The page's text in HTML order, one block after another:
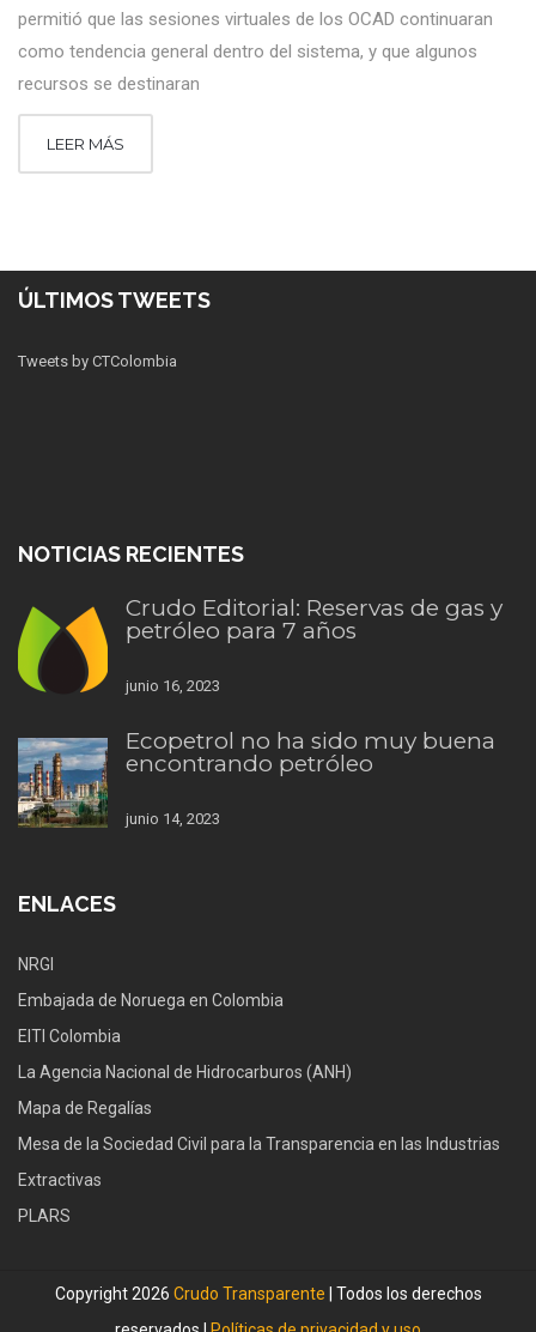
permitió que las sesiones virtuales de los OCAD continuaran
como tendencia general dentro del sistema, y que algunos
recursos se destinaran
LEER MÁS
ÚLTIMOS TWEETS
Tweets by CTColombia
NOTICIAS RECIENTES
Crudo Editorial: Reservas de gas y
petróleo para 7 años
junio 16, 2023
Ecopetrol no ha sido muy buena
encontrando petróleo
junio 14, 2023
ENLACES
NRGI
Embajada de Noruega en Colombia
EITI Colombia
La Agencia Nacional de Hidrocarburos (ANH)
Mapa de Regalías
Mesa de la Sociedad Civil para la Transparencia en las Industrias
Extractivas
PLARS
Copyright 2026 Crudo Transparente | Todos los derechos